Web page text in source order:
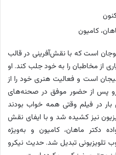
کامیون
است که با نقش‌آفرینی در قالب
از مخاطبان را به خود جلب کند. او
1358 در لاهیجان است و فعالیت هنری خود را از
کرد. نیکرو پس از حضور موفق در صحنه‌های
بار در فیلم وقتی همه خواب بودند
نیز کشیده شد و با ایفای نقش
دکتر ماهان، کامیون و به‌ویژه
تلویزیونی تبدیل شد. حدیث نیکرو